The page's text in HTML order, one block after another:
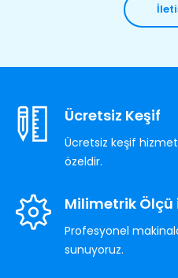
Ücretsiz Keşif
Ücretsiz keşif
özeldir.
Milimetrik Ölçü
Profesyonel
sunuyoruz.